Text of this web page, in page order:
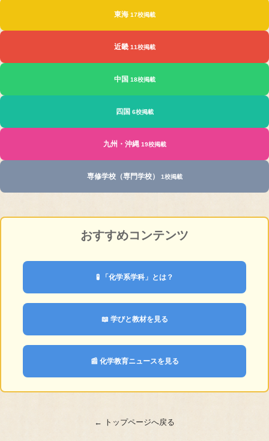
東海 17校掲載
近畿 11校掲載
中国 18校掲載
四国 6校掲載
九州・沖縄 19校掲載
専修学校（専門学校） 1校掲載
おすすめコンテンツ
🧪 「化学系学科」とは？
📖 学びと教材を見る
📰 化学教育ニュースを見る
← トップページへ戻る